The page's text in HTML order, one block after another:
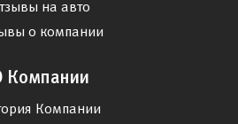
на авто
о компании
Компании
Компании